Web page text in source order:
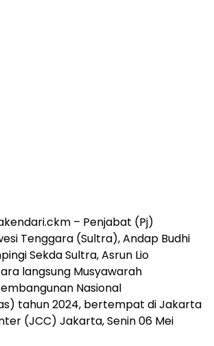
– Penjabat (Pj)
Tenggara (Sultra), Andap Budhi
Sekda Sultra, Asrun Lio
langsung Musyawarah
Nasional
tahun 2024, bertempat di Jakarta
(JCC) Jakarta, Senin 06 Mei